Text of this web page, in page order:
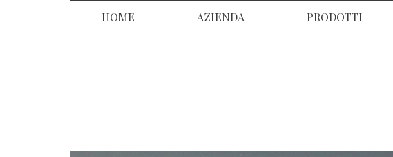
HOME AZIENDA PRODOTTI